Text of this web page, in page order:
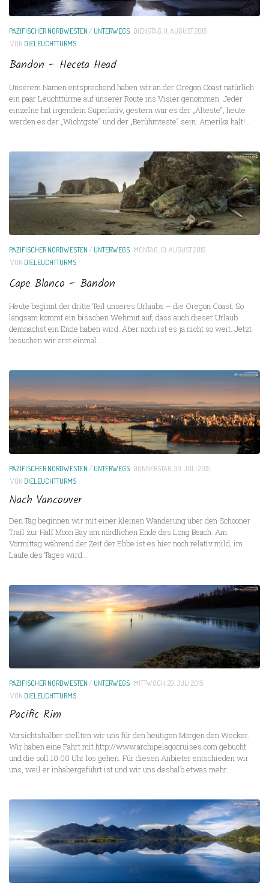
PAZIFISCHER NORDWESTEN /UNTERWEGS DIENSTAG, 11. AUGUST 2015
VON DIELEUCHTTURMS
Bandon – Heceta Head
Unserem Namen entsprechend haben wir an der Oregon Coast natürlich
ein paar Leuchttürme auf unserer Route ins Visier genommen. Jeder
einzelne hat irgendein Superlativ, gestern war es der „Älteste“, heute
werden es der „Wichtgste“ und der „Berühmteste“ sein. Amerika halt!...
PAZIFISCHER NORDWESTEN /UNTERWEGS MONTAG, 10. AUGUST 2015
VON DIELEUCHTTURMS
Cape Blanco – Bandon
Heute beginnt der dritte Teil unseres Urlaubs – die Oregon Coast. So
langsam kommt ein bisschen Wehmut auf, dass auch dieser Urlaub
demnächst ein Ende haben wird. Aber noch ist es ja nicht so weit. Jetzt
besuchen wir erst einmal...
PAZIFISCHER NORDWESTEN/UNTERWEGS DONNERSTAG, 30. JULI 2015
VON DIELEUCHTTURMS
Nach Vancouver
Den Tag beginnen wir mit einer kleinen Wanderung über den Schooner
Trail zur Half Moon Bay am nördlichen Ende des Long Beach. Am
Vormittag während der Zeit der Ebbe ist es hier noch relativ mild, im
Laufe des Tages wird...
PAZIFISCHER NORDWESTEN/UNTERWEGS MITTWOCH, 29. JULI 2015
VON DIELEUCHTTURMS
Pacific Rim
Vorsichtshalber stellten wir uns für den heutigen Morgen den Wecker.
Wir haben eine Fahrt mit http://www.archipelagocruises.com gebucht
und die soll 10.00 Uhr los gehen. Für diesen Anbieter entschieden wir
uns, weil er inhabergeführt ist und wir uns deshalb etwas mehr...